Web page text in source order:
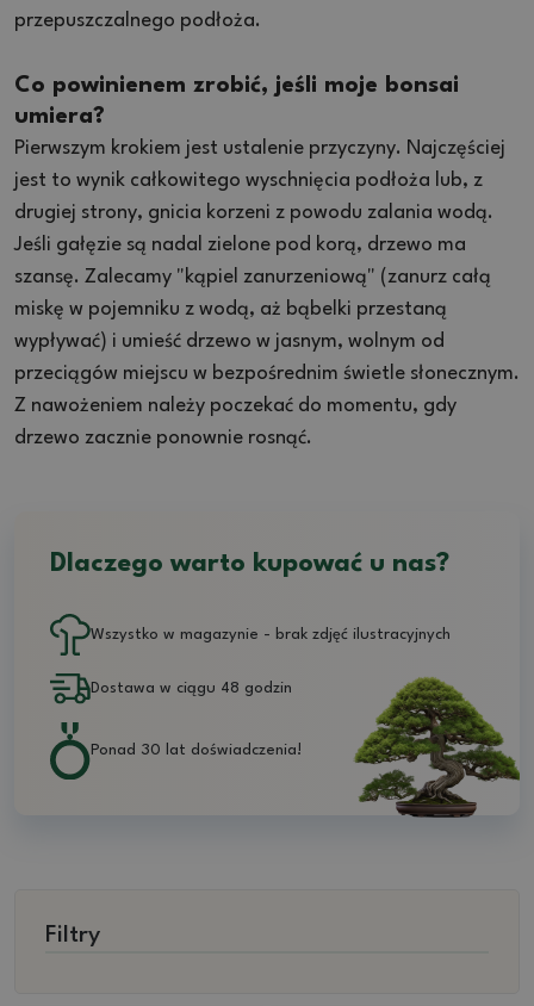
Filtry
przepuszczalnego podłoża.
Co powinienem zrobić, jeśli moje bonsai
umiera?
Pierwszym krokiem jest ustalenie przyczyny. Najczęściej
jest to wynik całkowitego wyschnięcia podłoża lub, z
drugiej strony, gnicia korzeni z powodu zalania wodą.
Jeśli gałęzie są nadal zielone pod korą, drzewo ma
szansę. Zalecamy "kąpiel zanurzeniową" (zanurz całą
miskę w pojemniku z wodą, aż bąbelki przestaną
wypływać) i umieść drzewo w jasnym, wolnym od
przeciągów miejscu w bezpośrednim świetle słonecznym.
Z nawożeniem należy poczekać do momentu, gdy
drzewo zacznie ponownie rosnąć.
Dlaczego warto kupować u nas?
Wszystko w magazynie - brak zdjęć ilustracyjnych
Dostawa w ciągu 48 godzin
Ponad 30 lat doświadczenia!